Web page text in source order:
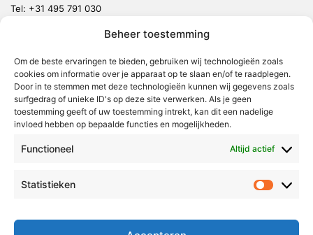
Beheer toestemming
Om de beste ervaringen te bieden, gebruiken wij technologieën zoals
cookies om informatie over je apparaat op te slaan en/of te raadplegen.
Door in te stemmen met deze technologieën kunnen wij gegevens zoals
surfgedrag of unieke ID's op deze site verwerken. Als je geen
toestemming geeft of uw toestemming intrekt, kan dit een nadelige
invloed hebben op bepaalde functies en mogelijkheden.
Functioneel Altijd actief
Statistieken
Tel: +31 495 791 030
Weert
Nederweert
Leudal
Maasgouw
Echt-Susteren
Roermond